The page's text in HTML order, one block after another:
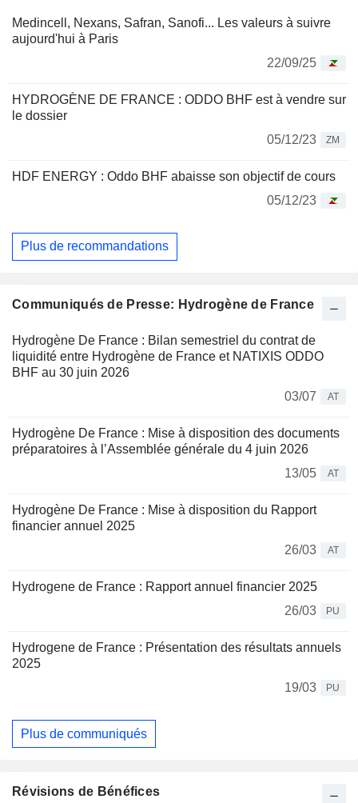
Medincell, Nexans, Safran, Sanofi... Les valeurs à suivre
aujourd'hui à Paris
22/09/25
HYDROGÈNE DE FRANCE : ODDO BHF est à vendre sur
le dossier
05/12/23
ZM
HDF ENERGY : Oddo BHF abaisse son objectif de cours
05/12/23
Plus de recommandations
Communiqués de Presse: Hydrogène de France
Hydrogène De France : Bilan semestriel du contrat de
liquidité entre Hydrogène de France et NATIXIS ODDO
BHF au 30 juin 2026
03/07
AT
Hydrogène De France : Mise à disposition des documents
préparatoires à l’Assemblée générale du 4 juin 2026
13/05
AT
Hydrogène De France : Mise à disposition du Rapport
financier annuel 2025
26/03
AT
Hydrogene de France : Rapport annuel financier 2025
26/03
PU
Hydrogene de France : Présentation des résultats annuels
2025
19/03
PU
Plus de communiqués
Révisions de Bénéfices